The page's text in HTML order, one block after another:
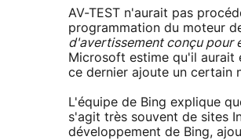
AV-TEST n'aurait pas
programmation du moteur
d'avertissement conçu pour
Microsoft estime qu'il aurait
ce dernier ajoute un certain
L'équipe de Bing explique
s'agit très souvent de sites
développement de Bing,